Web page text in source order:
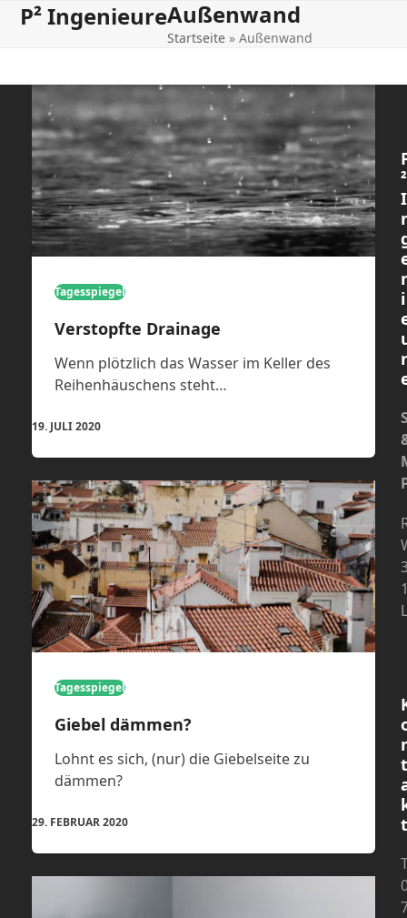
SkipP² Ingenieure
Open
Close
Außenwand
Startseite »Außenwand
Tagesspiegel
Verstopfte Drainage
Wenn plötzlich das Wasser im Keller des
Reihenhäuschens steht…
19. JULI 2020
Tagesspiegel
Giebel dämmen?
Lohnt es sich, (nur) die Giebelseite zu
dämmen?
29. FEBRUAR 2020
²
I
i
r
t
t